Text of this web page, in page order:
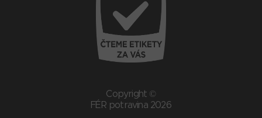
Copyright ©
FÉR potravina 2026